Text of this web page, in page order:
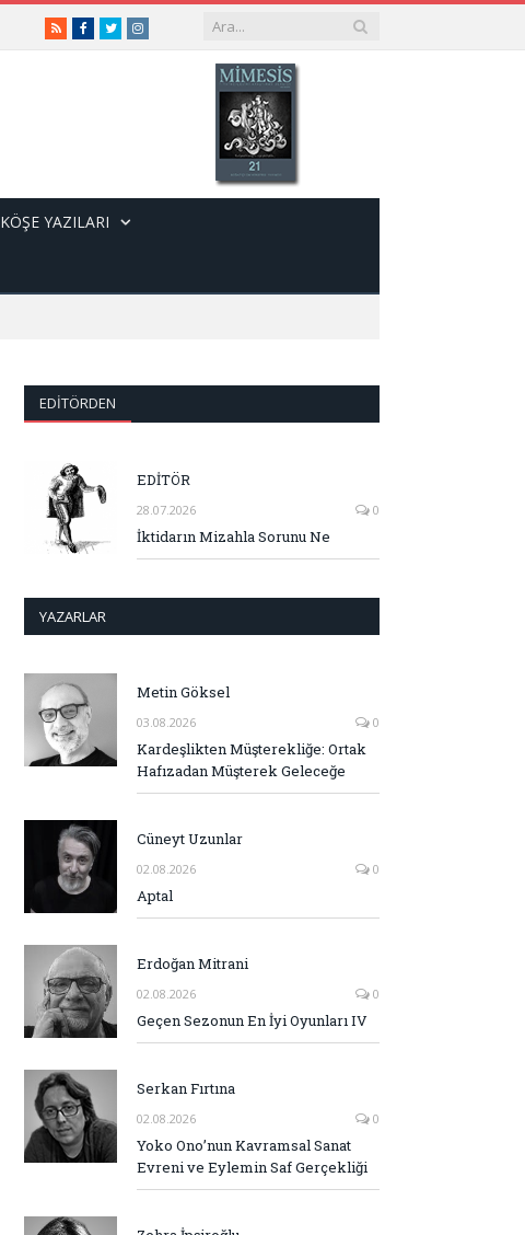
RSSFacebook
TwitterInstagram
KÖŞE YAZILARI
EDITÖRDEN
EDİTÖR
28.07.2026 0
İktidarın Mizahla Sorunu Ne
YAZARLAR
Metin Göksel
03.08.2026 0
Kardeşlikten Müşterekliğe: Ortak
Hafızadan Müşterek Geleceğe
Cüneyt Uzunlar
02.08.2026 0
Aptal
Erdoğan Mitrani
02.08.2026 0
Geçen Sezonun En İyi Oyunları IV
Serkan Fırtına
02.08.2026 0
Yoko Ono’nun Kavramsal Sanat
Evreni ve Eylemin Saf Gerçekliği